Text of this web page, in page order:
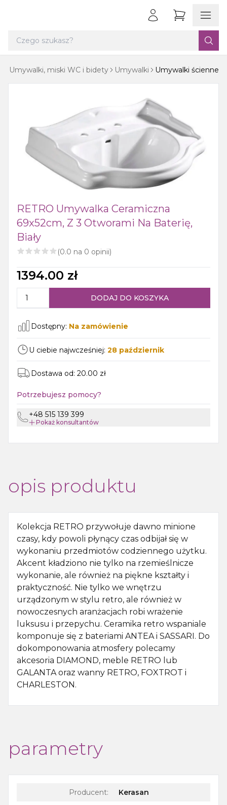
Umywalki, miski WC i bidety Umywalki Umywalki ścienne
RETRO Umywalka Ceramiczna
69x52cm, Z 3 Otworami Na Baterię,
Biały
(0.0 na 0 opinii)
1394.00 zł
DODAJ DO KOSZYKA
Dostępny: Na zamówienie
U ciebie najwcześniej: 28 październik
Dostawa od: 20.00 zł
Potrzebujesz pomocy?
+48 515 139 399
Pokaż konsultantów
opis produktu
Kolekcja RETRO przywołuje dawno minione
czasy, kdy powoli płynący czas odbijał się w
wykonaniu przedmiotów codziennego użytku.
Akcent kładziono nie tylko na rzemieślnicze
wykonanie, ale również na piękne kształty i
praktyczność. Nie tylko we wnętrzu
urządzonym w stylu retro, ale również w
nowoczesnych aranżacjach robi wrażenie
luksusu i przepychu. Ceramika retro wspaniale
komponuje się z bateriami ANTEA i SASSARI. Do
dokomponowania atmosfery polecamy
akcesoria DIAMOND, meble RETRO lub
GALANTA oraz wanny RETRO, FOXTROT i
CHARLESTON.
parametry
Producent:
Kerasan